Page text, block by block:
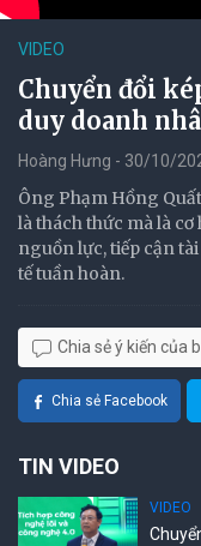
VIDEO
Chuyển đổi
duy doanh
Hoàng Hưng - 30/10/
Ông Phạm Hồng
là thách thức mà là
nguồn lực, tiếp cận
tế tuần hoàn.
Chia sẻ ý kiến của
Chia sẻ Facebook
TIN VIDEO
VIDEO